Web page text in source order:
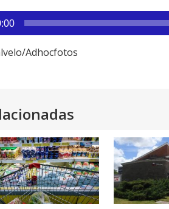
Adhocfotos